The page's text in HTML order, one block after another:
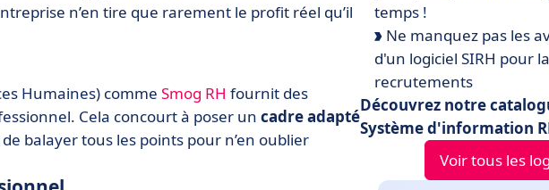
n’en tire que rarement le profit réel qu’il
Humaines) comme Smog RH fournit des
Cela concourt à poser un cadre adapté
balayer tous les points pour n’en oublier
temps !
Ne manquez pas les
d'un logiciel SIRH pour
recrutements
Découvrez notre
Système d'information
Voir tous les